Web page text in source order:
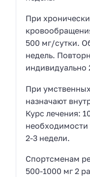
При
500 мг/сутки.
недель.
индивидуально
При
назначают
Курс лечения:
необходимости
2-3 недели.
Спортсменам
500-1000 мг 2